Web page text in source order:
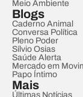
Meio Ambiente
Blogs
Caderno Animal
Conversa Política
Pleno Poder
Sílvio Osias
Saúde Alerta
Mercado em
Papo Íntimo
Mais
Últimas Notícias